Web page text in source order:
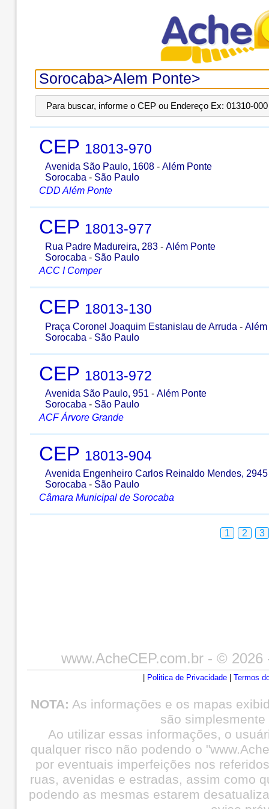
Para buscar, informe o CEP ou Endereço Ex: 01310-
CEP 18013-970
Avenida São Paulo, 1608- Além Ponte
Sorocaba - São Paulo
CDD Além Ponte
CEP 18013-977
Rua Padre Madureira, 283- Além Ponte
Sorocaba - São Paulo
ACC I Comper
CEP 18013-130
Praça Coronel Joaquim Estanislau de Arruda - Além
Sorocaba - São Paulo
CEP 18013-972
Avenida São Paulo, 951 - Além Ponte
Sorocaba - São Paulo
ACF Árvore Grande
CEP 18013-904
Avenida Engenheiro Carlos Reinaldo Mendes, 2945
Sorocaba - São Paulo
Câmara Municipal de Sorocaba
1 2 3
www.AcheCEP.com.br- © 2026
Politica de Privacidade Termos
NOTA: As informações e os mapas
são
Ao utilizar essas informações, o
qualquer risco não podendo o
por eventuais imperfeições nos
ruas, avenidas e estradas, assim como
podendo as mesmas estarem